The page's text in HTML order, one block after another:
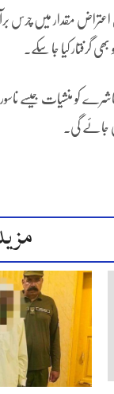
مقدار میں چرس
گرفتار کیا جا سکے۔
کو منشیات جیسے
جائے گی۔